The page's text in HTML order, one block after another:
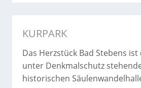
KURPARK
Das Herzstück Bad Stebens
unter Denkmalschutz
historischen